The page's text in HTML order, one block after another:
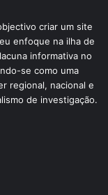
criar um site
enfoque na ilha de
informativa no
se como uma
regional, nacional e
de investigação.